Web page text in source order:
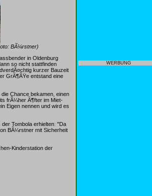
BÃ¼rstner)
in Oldenburg
so nicht stattfinden
kurzer Bauzeit
GrÃ¶ÃŸe entstand eine
Chance bekamen, einen
frÃ¼her Ã¶fter im Miet-
Eigen nennen und wird es
Tombola erhielten: "Da
BÃ¼rstner mit Sicherheit
Kinderstation der
WERBUNG